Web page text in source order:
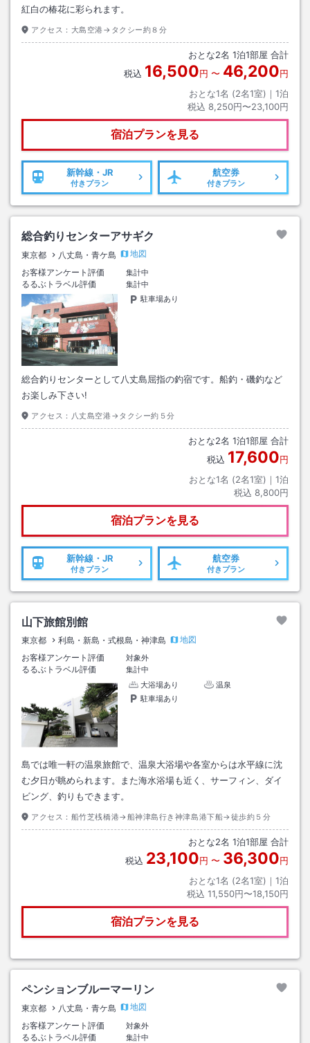
紅白の椿花に彩られます。
アクセス： 大島空港→タクシー約８分
おとな2名 1泊1部屋 合計
税込 16,500円 〜 46,200円
おとな1名 (2名1室)｜ 1泊
税込 8,250円〜23,100円
宿泊プランを見る
新幹線・JR
付きプラン
航空券
付きプラン
総合釣りセンターアサギク
東京都 八丈島・青ケ島
地図
お客様アンケート評価
集計中
るるぶトラベル評価
集計中
駐車場あり
総合釣りセンターとして八丈島屈指の釣宿です。船釣・磯釣など
お楽しみ下さい!
アクセス： 八丈島空港→タクシー約５分
おとな2名 1泊1部屋 合計
税込 17,600円
おとな1名 (2名1室)｜ 1泊
税込 8,800円
宿泊プランを見る
新幹線・JR
付きプラン
航空券
付きプラン
山下旅館別館
東京都 利島・新島・式根島・神津島
地図
お客様アンケート評価
対象外
るるぶトラベル評価
集計中
大浴場あり
温泉
駐車場あり
島では唯一軒の温泉旅館で、温泉大浴場や各室からは水平線に沈
む夕日が眺められます。また海水浴場も近く、サーフィン、ダイ
ビング、釣りもできます。
アクセス： 船竹芝桟橋港→船神津島行き神津島港下船→徒歩約５分
おとな2名 1泊1部屋 合計
税込 23,100円 〜 36,300円
おとな1名 (2名1室)｜ 1泊
税込 11,550円〜18,150円
宿泊プランを見る
ペンションブルーマーリン
東京都 八丈島・青ケ島
地図
お客様アンケート評価
対象外
るるぶトラベル評価
集計中